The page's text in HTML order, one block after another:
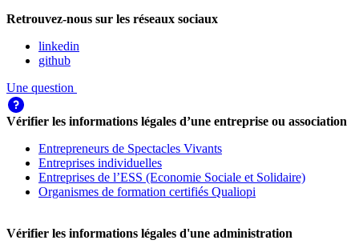
Retrouvez-nous sur les réseaux sociaux
linkedin
github
Une question
Vérifier les informations légales d’une entreprise ou association
Entrepreneurs de Spectacles Vivants
Entreprises individuelles
Entreprises de l’ESS (Economie Sociale et Solidaire)
Organismes de formation certifiés Qualiopi
Vérifier les informations légales d'une administration